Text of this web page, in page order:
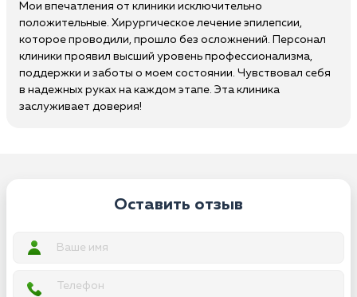
Мои впечатления от клиники исключительно
положительные. Хирургическое лечение эпилепсии,
которое проводили, прошло без осложнений. Персонал
клиники проявил высший уровень профессионализма,
поддержки и заботы о моем состоянии. Чувствовал себя
в надежных руках на каждом этапе. Эта клиника
заслуживает доверия!
Оставить отзыв